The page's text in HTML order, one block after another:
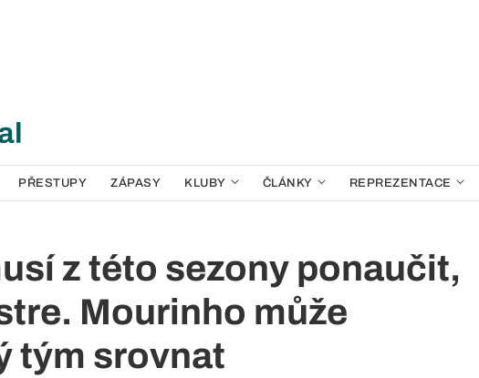
PŘESTUPY ZÁPASY KLUBY ČLÁNKY REPREZENTACE
z této sezony ponaučit,
Mourinho může
tým srovnat